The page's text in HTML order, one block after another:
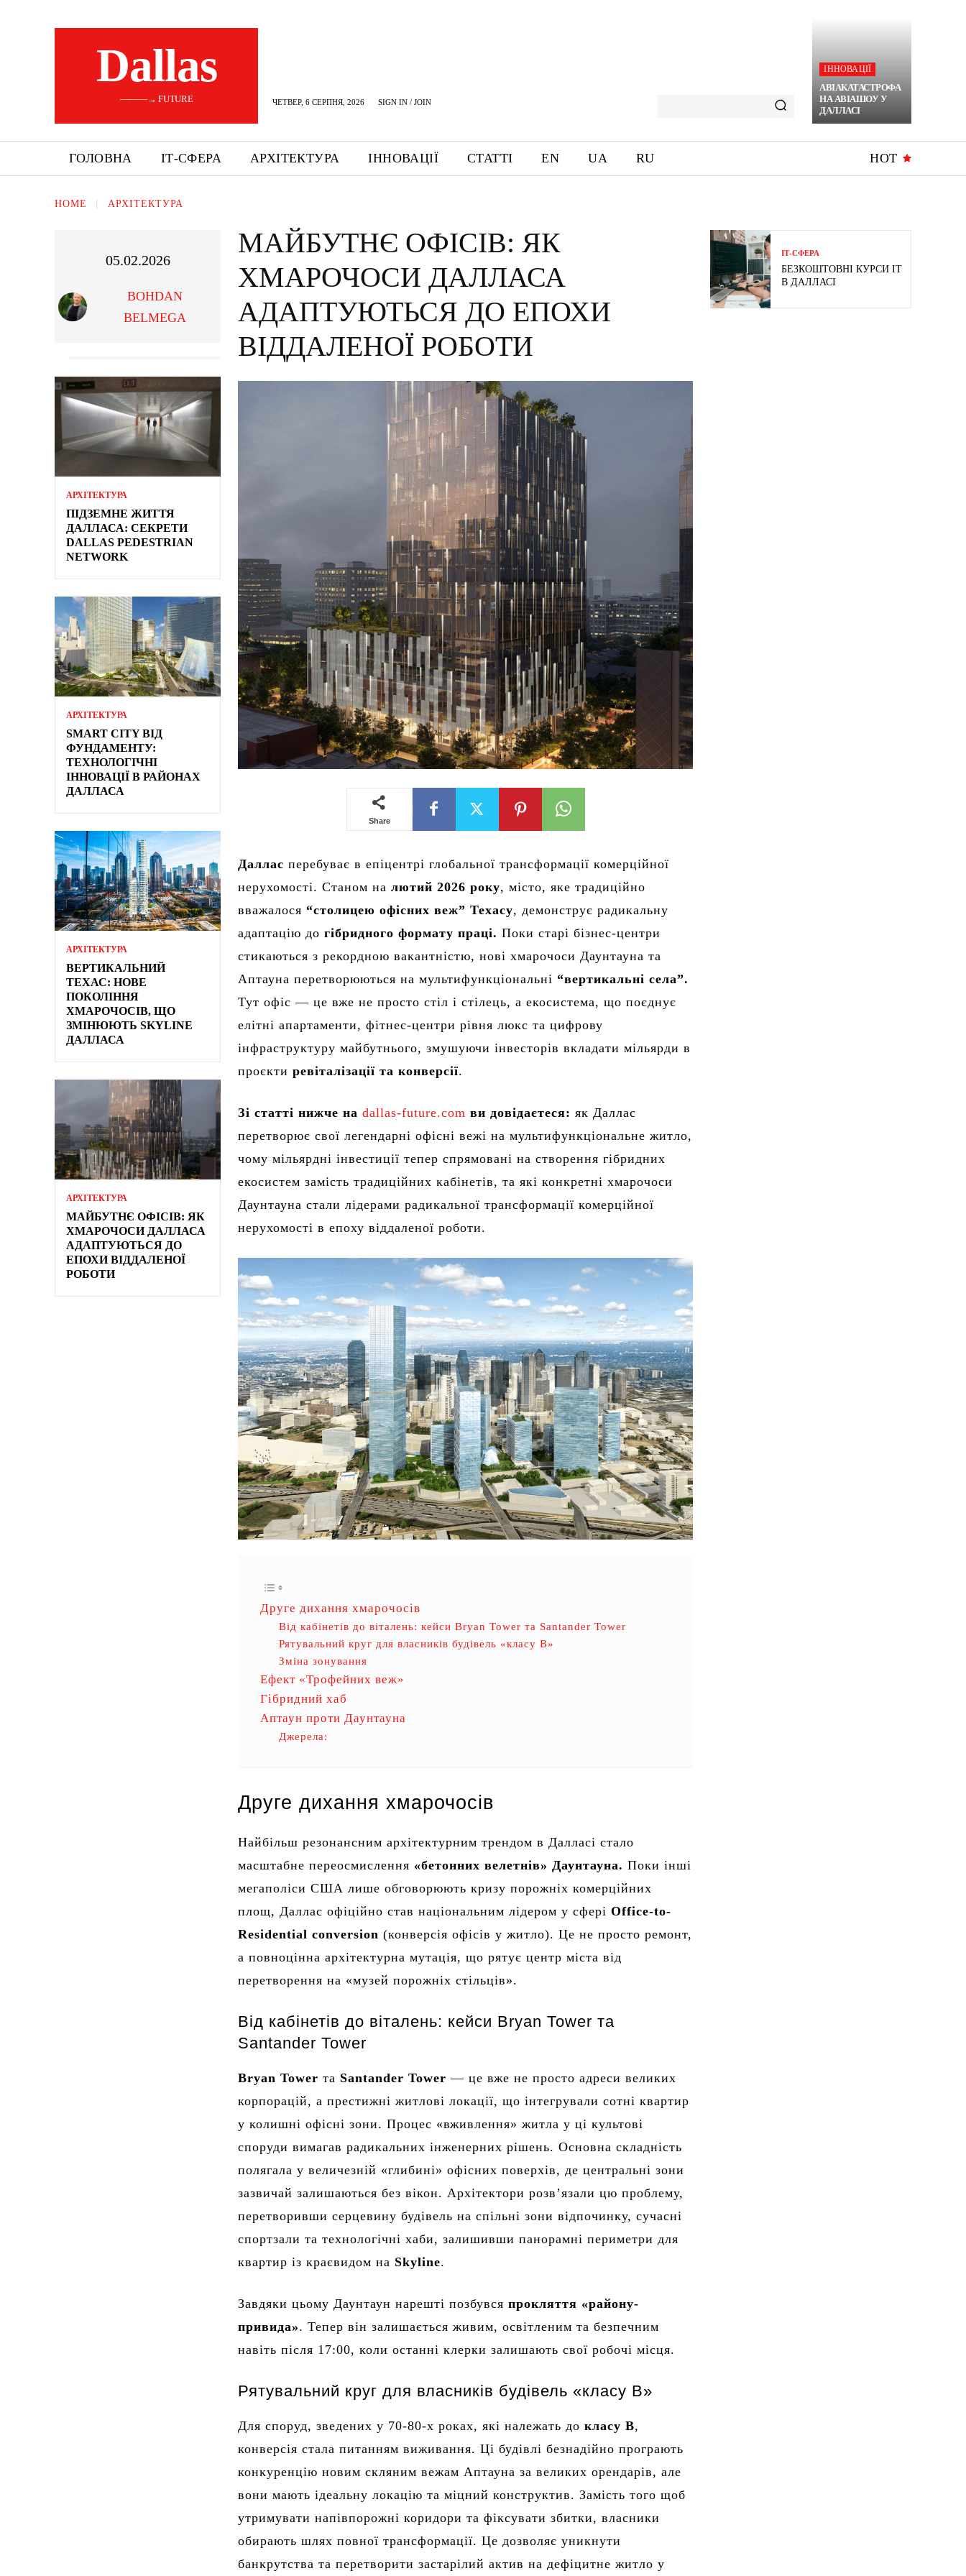
Dallas
———→ FUTURE ЧЕТВЕР, 6 СЕРПНЯ, 2026 SIGN IN / JOIN
ІННОВАЦІЇ
АВІАКАТАСТРОФА
НА АВІАШОУ У
ДАЛЛАСІ
ГОЛОВНА ІТ-СФЕРА АРХІТЕКТУРА ІННОВАЦІЇ СТАТТІ EN UA RU HOT
HOME АРХІТЕКТУРА
05.02.2026
BOHDAN
BELMEGA
АРХІТЕКТУРА
ПІДЗЕМНЕ ЖИТТЯ
ДАЛЛАСА: СЕКРЕТИ
DALLAS PEDESTRIAN
NETWORK
АРХІТЕКТУРА
SMART CITY ВІД
ФУНДАМЕНТУ:
ТЕХНОЛОГІЧНІ
ІННОВАЦІЇ В РАЙОНАХ
ДАЛЛАСА
АРХІТЕКТУРА
ВЕРТИКАЛЬНИЙ
ТЕХАС: НОВЕ
ПОКОЛІННЯ
ХМАРОЧОСІВ, ЩО
ЗМІНЮЮТЬ SKYLINE
ДАЛЛАСА
АРХІТЕКТУРА
МАЙБУТНЄ ОФІСІВ: ЯК
ХМАРОЧОСИ ДАЛЛАСА
АДАПТУЮТЬСЯ ДО
ЕПОХИ ВІДДАЛЕНОЇ
РОБОТИ
МАЙБУТНЄ ОФІСІВ: ЯК
ХМАРОЧОСИ ДАЛЛАСА
АДАПТУЮТЬСЯ ДО ЕПОХИ
ВІДДАЛЕНОЇ РОБОТИ
Share
Даллас перебуває в епіцентрі глобальної трансформації комерційної
нерухомості. Станом налютий 2026 року, місто, яке традиційно
вважалося “столицею офісних веж” Техасу, демонструє радикальну
адаптацію догібридного формату праці. Поки старі бізнес-центри
стикаються з рекордною вакантністю, нові хмарочоси Даунтауна та
Аптауна перетворюються на мультифункціональні “вертикальні села”.
Тут офіс — це вже не просто стіл і стілець, а екосистема, що поєднує
елітні апартаменти, фітнес-центри рівня люкс та цифрову
інфраструктуру майбутнього, змушуючи інвесторів вкладати мільярди в
проєктиревіталізації та конверсії.
Зі статті нижче наdallas-future.com ви довідаєтеся: як Даллас
перетворює свої легендарні офісні вежі на мультифункціональне житло,
чому мільярдні інвестиції тепер спрямовані на створення гібридних
екосистем замість традиційних кабінетів, та які конкретні хмарочоси
Даунтауна стали лідерами радикальної трансформації комерційної
нерухомості в епоху віддаленої роботи.
Друге дихання хмарочосів
Від кабінетів до віталень: кейси Bryan Tower та Santander Tower
Рятувальний круг для власників будівель «класу B»
Зміна зонування
Ефект «Трофейних веж»
Гібридний хаб
Аптаун проти Даунтауна
Джерела:
Друге дихання хмарочосів
Найбільш резонансним архітектурним трендом в Далласі стало
масштабне переосмислення «бетонних велетнів» Даунтауна. Поки інші
мегаполіси США лише обговорюють кризу порожніх комерційних
площ, Даллас офіційно став національним лідером у сферіOffice-to-
Residential conversion (конверсія офісів у житло). Це не просто ремонт,
а повноцінна архітектурна мутація, що рятує центр міста від
перетворення на «музей порожніх стільців».
Від кабінетів до віталень: кейси Bryan Tower та
Santander Tower
Bryan Tower та Santander Tower — це вже не просто адреси великих
корпорацій, а престижні житлові локації, що інтегрували сотні квартир
у колишні офісні зони. Процес «вживлення» житла у ці культові
споруди вимагав радикальних інженерних рішень. Основна складність
полягала у величезній «глибині» офісних поверхів, де центральні зони
зазвичай залишаються без вікон. Архітектори розв’язали цю проблему,
перетворивши серцевину будівель на спільні зони відпочинку, сучасні
спортзали та технологічні хаби, залишивши панорамні периметри для
квартир із краєвидом на Skyline.
Завдяки цьому Даунтаун нарешті позбувсяпрокляття «району-
привида». Тепер він залишається живим, освітленим та безпечним
навіть після 17:00, коли останні клерки залишають свої робочі місця.
Рятувальний круг для власників будівель «класу B»
Для споруд, зведених у 70-80-х роках, які належать докласу B,
конверсія стала питанням виживання. Ці будівлі безнадійно програють
конкуренцію новим скляним вежам Аптауна за великих орендарів, але
вони мають ідеальну локацію та міцний конструктив. Замість того щоб
утримувати напівпорожні коридори та фіксувати збитки, власники
обирають шлях повної трансформації. Це дозволяє уникнути
банкрутства та перетворити застарілий актив на дефіцитне житло у
ІТ-СФЕРА
БЕЗКОШТОВНІ КУРСИ IT
В ДАЛЛАСІ